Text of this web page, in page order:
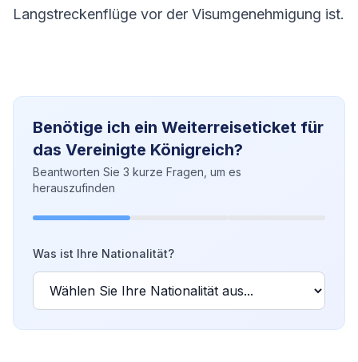
Langstreckenflüge vor der Visumgenehmigung ist.
Benötige ich ein Weiterreiseticket für
das Vereinigte Königreich?
Beantworten Sie 3 kurze Fragen, um es
herauszufinden
Was ist Ihre Nationalität?